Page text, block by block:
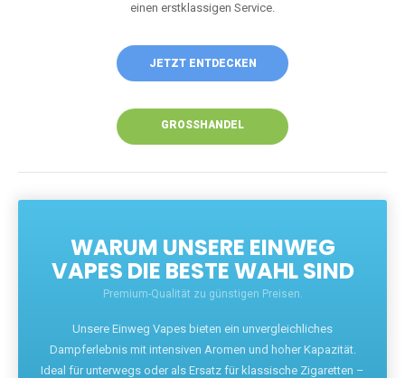
einen erstklassigen Service.
JETZT ENTDECKEN
GROSSHANDEL
WARUM UNSERE EINWEG
VAPES DIE BESTE WAHL SIND
Premium-Qualität zu günstigen Preisen.
Unsere Einweg Vapes bieten ein unvergleichliches
Dampferlebnis mit intensiven Aromen und hoher Kapazität.
Ideal für unterwegs oder als Ersatz für klassische Zigaretten –